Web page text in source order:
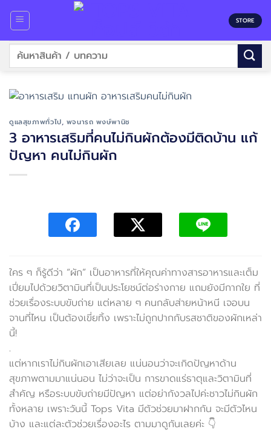
content
STORE
ค้นหา:
ดูแลสุขภาพทั่วไป, พจนารถ พงษ์พานิช
3 อาหารเสริมที่คนไม่กินผักต้องมีติดบ้าน แก้
ปัญหา คนไม่กินผัก
ใคร ๆ ก็รู้ดีว่า “ผัก” เป็นอาหารที่ให้คุณค่าทางสารอาหารและเต็ม
เปี่ยมไปด้วยวิตามินที่เป็นประโยชน์ต่อร่างกาย แถมยังมีกากใย ที่
ช่วยเรื่องระบบขับถ่าย แต่หลาย ๆ คนกลับส่ายหน้าหนี เจอบน
จานที่ไหน เป็นต้องเขี่ยทิ้ง เพราะไม่ถูกปากกับรสชาติของผักเหล่า
นี้!
.
แต่หากเราไม่กินผักเอาเสียเลย แน่นอนว่าจะเกิดปัญหาด้าน
สุขภาพตามมาแน่นอน ไม่ว่าจะเป็น การขาดแร่ธาตุและวิตามินที่
สำคัญ หรือระบบขับถ่ายมีปัญหา แต่อย่ากังวลไปค่ะชาวไม่กินผัก
ทั้งหลาย เพราะวันนี้ Tops Vita มีตัวช่วยมาฝากกัน จะมีตัวไหน
บ้าง และแต่ละตัวช่วยเรื่องอะไร ตามมาดูกันเลยค่ะ 👇